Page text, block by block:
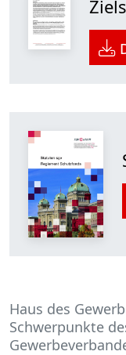
Haus des
Schwerpunkte